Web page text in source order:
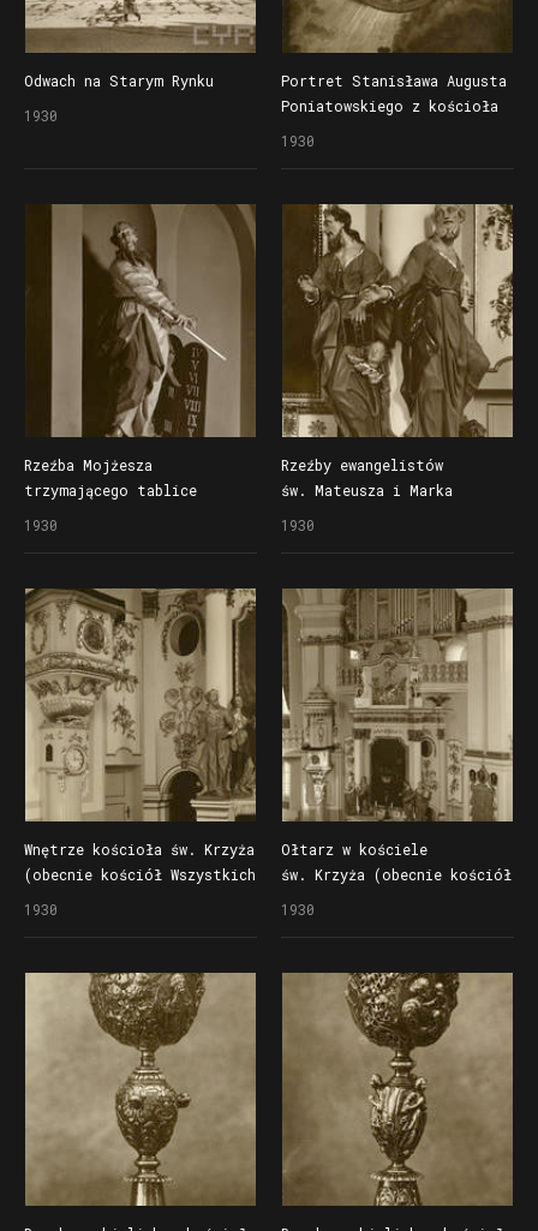
Odwach na Starym Rynku
1930
Portret Stanisława Augusta
Poniatowskiego z kościoła
1930
Rzeźba Mojżesza
trzymającego tablice
1930
Rzeźby ewangelistów
św. Mateusza i Marka
1930
Wnętrze kościoła św. Krzyża
(obecnie kościół Wszystkich
1930
Ołtarz w kościele
św. Krzyża (obecnie kościół
1930